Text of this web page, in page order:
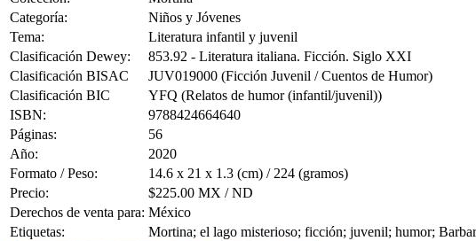
Categoría:
Niños y Jóvenes
Tema:
Literatura infantil y juvenil
Clasificación Dewey:
853.92 - Literatura italiana. Ficción. Siglo XXI
Clasificación BISAC
JUV019000 (Ficción Juvenil / Cuentos de Humor)
Clasificación BIC
YFQ (Relatos de humor (infantil/juvenil))
ISBN:
9788424664640
Páginas:
56
Año:
2020
Formato / Peso:
14.6 x 21 x 1.3 (cm) / 224 (gramos)
Precio:
$225.00 MX / ND
Derechos de venta para: México
Etiquetas:
Mortina; el lago misterioso; ficción; juvenil; humor;